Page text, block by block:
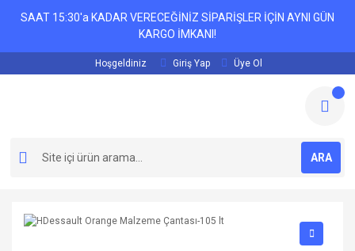
SAAT 15:30'a KADAR VERECEĞİNİZ SİPARİŞLER İÇİN AYNI GÜN
KARGO İMKANI!
Hoşgeldiniz Giriş Yap Üye Ol
ARA